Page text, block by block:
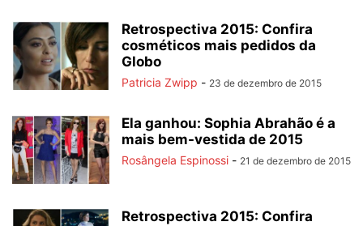
Retrospectiva 2015: Confira
cosméticos mais pedidos da
Globo
Patricia Zwipp - 23 de dezembro de 2015
Ela ganhou: Sophia Abrahão é a
mais bem-vestida de 2015
Rosângela Espinossi - 21 de dezembro de 2015
Retrospectiva 2015: Confira